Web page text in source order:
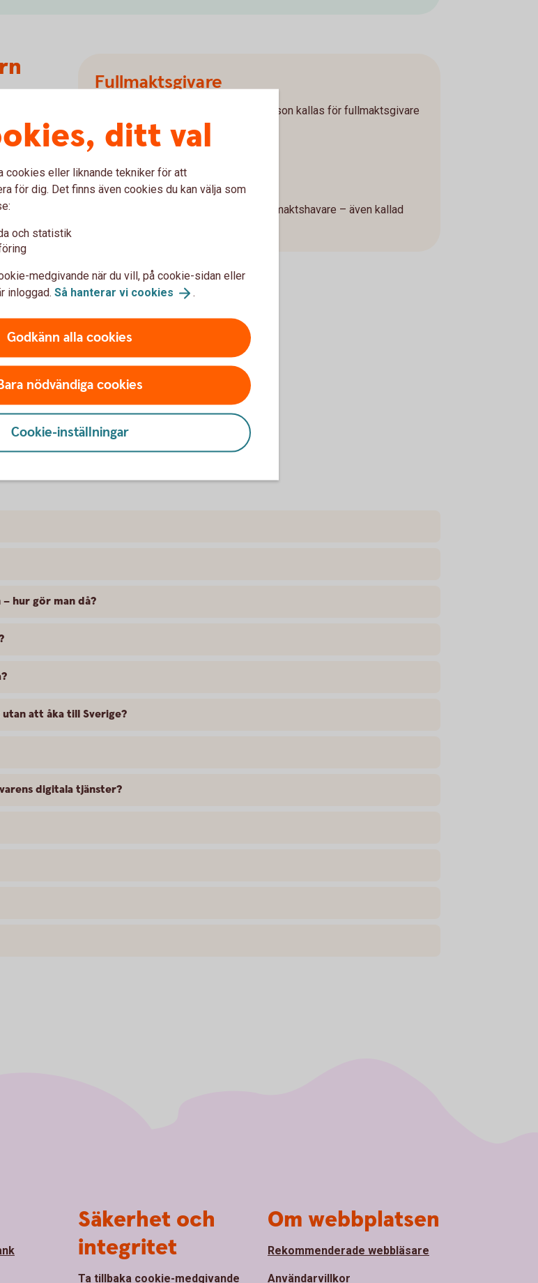
Om ni
får
den av
muntlig
tjänsten.
och
behöver
den mobila
Fullmaktsgivare
Den som ger fullmakt åt en annan person kallas för fullmaktsgivare
eller huvudman.
Fullmaktshavare
Den som får fullmakten kallas för fullmaktshavare – även kallad
annat – frågor
hur gör man då?
att åka till Sverige?
digitala tjänster?
ditt val
cookies eller liknande tekniker för att
för dig. Det finns även cookies du kan välja som
och statistik
medgivande när du vill, på cookie-sidan eller
inloggad. Så hanterar vi cookies .
Godkänn alla cookies
nödvändiga cookies
Cookie-inställningar
Säkerhet och
integritet
Ta tillbaka cookie-medgivande
Om webbplatsen
Rekommenderade webbläsare
Användarvillkor